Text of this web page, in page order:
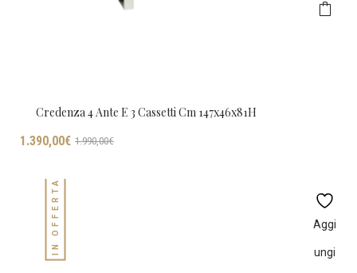
Credenza 4 Ante E 3 Cassetti Cm 147x46x81H
1.990,00€
Il
1.990,00€.
1.390,00€Il
IN OFFERTA! Aggi
ungi